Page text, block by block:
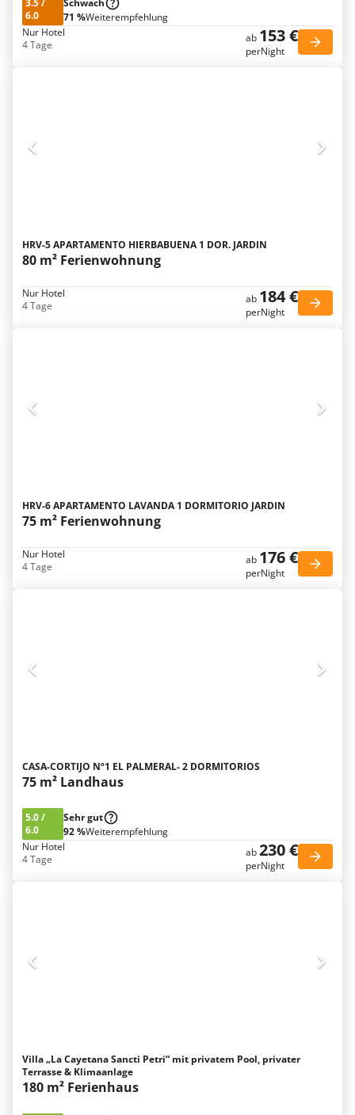
3.5/
6.0
Schwach
71 %Weiterempfehlung
Nur Hotel
4 Tage
ab 153 €
perNight
HRV-5 APARTAMENTO HIERBABUENA 1 DOR. JARDIN
80 m² Ferienwohnung
Nur Hotel
4 Tage
ab 184 €
perNight
HRV-6 APARTAMENTO LAVANDA 1 DORMITORIO JARDIN
75 m² Ferienwohnung
Nur Hotel
4 Tage
ab 176 €
perNight
CASA-CORTIJO Nº1 EL PALMERAL- 2 DORMITORIOS
75 m² Landhaus
5.0/
6.0
Sehr gut
92 %Weiterempfehlung
Nur Hotel
4 Tage
ab230 €
perNight
Villa „La Cayetana Sancti Petri“ mit privatem Pool, privater
Terrasse & Klimaanlage
180 m² Ferienhaus